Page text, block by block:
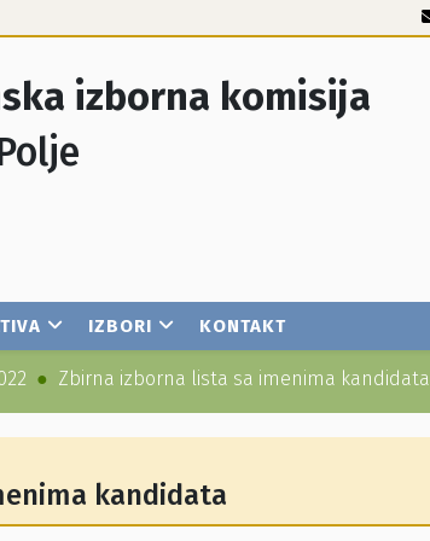
izborna komisija
IZBORI KONTAKT
Zbirna izborna lista sa imenima kandidata
kandidata